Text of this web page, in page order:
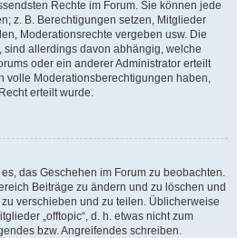
Rechte im Forum. Sie können jede
z. B. Berechtigungen setzen, Mitglieder
Moderationsrechte vergeben usw. Die
sind allerdings davon abhängig, welche
oder ein anderer Administrator erteilt
volle Moderationsberechtigungen haben,
erteilt wurde.
das Geschehen im Forum zu beobachten.
Beiträge zu ändern und zu löschen und
verschieben und zu teilen. Üblicherweise
„offtopic“, d. h. etwas nicht zum
bzw. Angreifendes schreiben.